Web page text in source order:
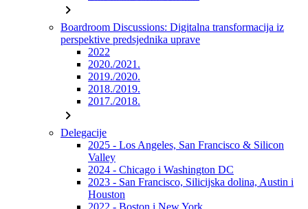
chevron_right
Boardroom Discussions: Digitalna transformacija iz
perspektive predsjednika uprave
2022
2020./2021.
2019./2020.
2018./2019.
2017./2018.
chevron_right
Delegacije
2025 - Los Angeles, San Francisco & Silicon
Valley
2024 - Chicago i Washington DC
2023 - San Francisco, Silicijska dolina, Austin i
Houston
2022 - Boston i New York